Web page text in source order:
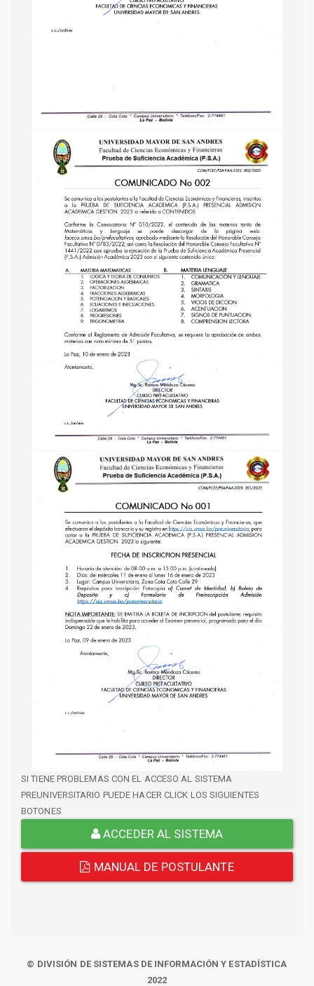
SI TIENE PROBLEMAS CON EL ACCESO AL SISTEMA
PREUNIVERSITARIO PUEDE HACER CLICK LOS SIGUIENTES
BOTONES
ACCEDER AL SISTEMA
MANUAL DE POSTULANTE
© DIVISIÓN DE SISTEMAS DE INFORMACIÓN Y ESTADÍSTICA
2022